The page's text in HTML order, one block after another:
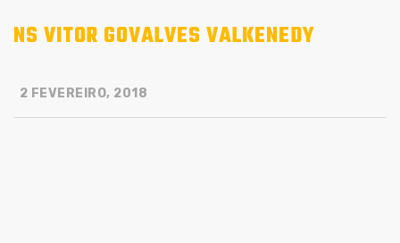
NS VITOR GOVALVES VALKENEDY
2 FEVEREIRO, 2018